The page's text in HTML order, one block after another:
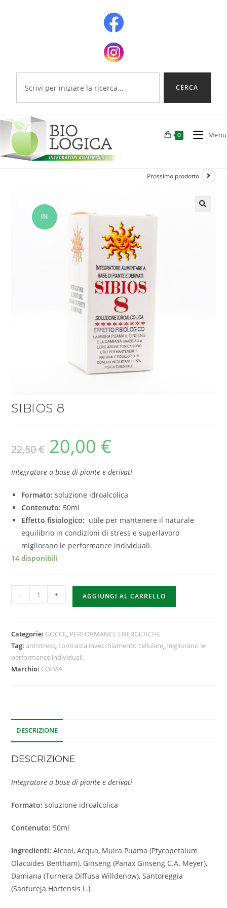
CERCA
0 Menu
IN
Prossimo prodotto
SIBIOS 8
22,50€ 20,00 €
Integratore a base di piante e derivati
Formato:soluzione idroalcolica
Contenuto: 50ml
Effetto fisiologico: utile per mantenere il naturale
equilibrio in condizioni di stress e superlavoro
migliorano le performance individuali.
14 disponibili
- + AGGIUNGI AL CARRELLO
Categorie: GOCCE, PERFORMANCE ENERGETICHE
Tag:antistress, contrasta invecchiamento cellulare, migliorano le
performance individuali.
Marchio: COIMA
DESCRIZIONE
DESCRIZIONE
Integratore a base di piante e derivati
Formato:soluzione idroalcolica
Contenuto: 50ml
Ingredienti: Alcool, Acqua, Muira Puama (Ptycopetalum
Olacoides Bentham), Ginseng (Panax Ginseng C.A. Meyer),
Damiana (Turnera Diffusa Willdenow), Santoreggia
(Santureja Hortensis L.)